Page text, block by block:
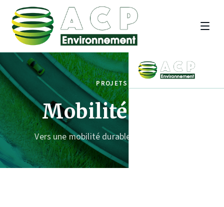
PROJETS
Mobilité verte
Vers une mobilité durable en Guadeloupe